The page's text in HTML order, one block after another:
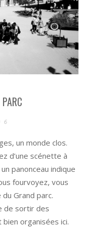
6
un monde clos.
d’une scénette à
panonceau indique
fourvoyez, vous
Grand parc.
de sortir des
organisées ici.